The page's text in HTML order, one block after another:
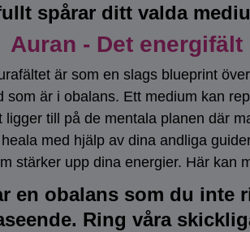
spårar ditt valda
Auran - Det
är som en slags blueprint
som är i obalans. Ett medium kan
ligger till på de mentala planen där
med hjälp av dina andliga
stärker upp dina energier. Här kan
en obalans som du
Ring våra